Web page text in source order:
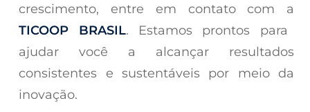
crescimento, entre em contato com a
TICOOP BRASIL. Estamos prontos para
ajudar você a alcançar resultados
consistentes e sustentáveis por meio da
inovação.